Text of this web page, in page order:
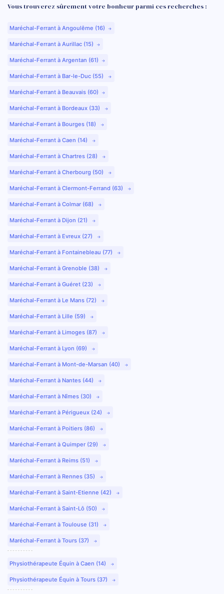
Vous trouverez sûrement votre bonheur parmi ces recherches :
Maréchal-Ferrant à Angoulême (16)
Maréchal-Ferrant à Aurillac (15)
Maréchal-Ferrant à Argentan (61)
Maréchal-Ferrant à Bar-le-Duc (55)
Maréchal-Ferrant à Beauvais (60)
Maréchal-Ferrant à Bordeaux (33)
Maréchal-Ferrant à Bourges (18)
Maréchal-Ferrant à Caen (14)
Maréchal-Ferrant à Chartres (28)
Maréchal-Ferrant à Cherbourg (50)
Maréchal-Ferrant à Clermont-Ferrand (63)
Maréchal-Ferrant à Colmar (68)
Maréchal-Ferrant à Dijon (21)
Maréchal-Ferrant à Evreux (27)
Maréchal-Ferrant à Fontainebleau (77)
Maréchal-Ferrant à Grenoble (38)
Maréchal-Ferrant à Guéret (23)
Maréchal-Ferrant à Le Mans (72)
Maréchal-Ferrant à Lille (59)
Maréchal-Ferrant à Limoges (87)
Maréchal-Ferrant à Lyon (69)
Maréchal-Ferrant à Mont-de-Marsan (40)
Maréchal-Ferrant à Nantes (44)
Maréchal-Ferrant à Nîmes (30)
Maréchal-Ferrant à Périgueux (24)
Maréchal-Ferrant à Poitiers (86)
Maréchal-Ferrant à Quimper (29)
Maréchal-Ferrant à Reims (51)
Maréchal-Ferrant à Rennes (35)
Maréchal-Ferrant à Saint-Etienne (42)
Maréchal-Ferrant à Saint-Lô (50)
Maréchal-Ferrant à Toulouse (31)
Maréchal-Ferrant à Tours (37)
Physiothérapeute Équin à Caen (14)
Physiothérapeute Équin à Tours (37)